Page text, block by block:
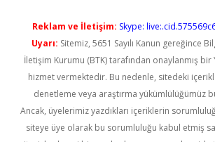
Reklam ve İletişim: Skype:
Uyarı: Sitemiz, 5651 Sayılı Kanun gereğince
İletişim Kurumu (BTK) tarafından onaylanmış bir
hizmet vermektedir. Bu nedenle, sitedeki
denetleme veya araştırma yükümlülüğümüz
Ancak, üyelerimiz yazdıkları içeriklerin
siteye üye olarak bu sorumluluğu kabul etmiş